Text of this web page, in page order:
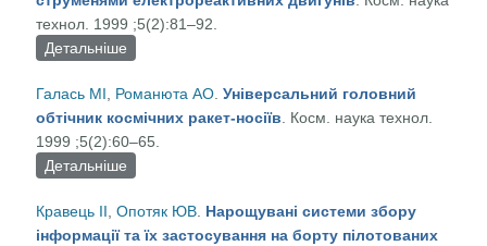
технол. 1999 ;5(2):81–92.
Детальніше
апаратів плазмовими струменями
електрореактивних двигунів
Галась МІ Романюта АО .Універсальний головний
обтічник космічних ракет-носіїв . Косм. наука технол.
1999 ;5(2):60–65.
Детальніше
Кравець ІІ ,Опотяк ЮВ Нарощувані системи збору
інформації та їх застосування на борту пілотованих